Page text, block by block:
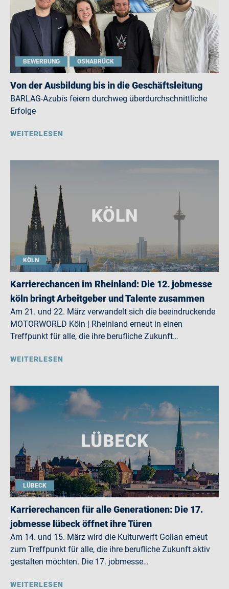
BEWERBUNG OSNABRÜCK
Von der Ausbildung bis in die Geschäftsleitung
BARLAG-Azubis feiern durchweg überdurchschnittliche
Erfolge
WEITERLESEN
KÖLN
Karrierechancen im Rheinland: Die 12. jobmesse
köln bringt Arbeitgeber und Talente zusammen
Am 21. und 22. März verwandelt sich die beeindruckende
MOTORWORLD Köln | Rheinland erneut in einen
Treffpunkt für alle, die ihre berufliche Zukunft…
WEITERLESEN
LÜBECK
Karrierechancen für alle Generationen: Die 17.
jobmesse lübeck öffnet ihre Türen
Am 14. und 15. März wird die Kulturwerft Gollan erneut
zum Treffpunkt für alle, die ihre berufliche Zukunft aktiv
gestalten möchten. Die 17. jobmesse…
WEITERLESEN